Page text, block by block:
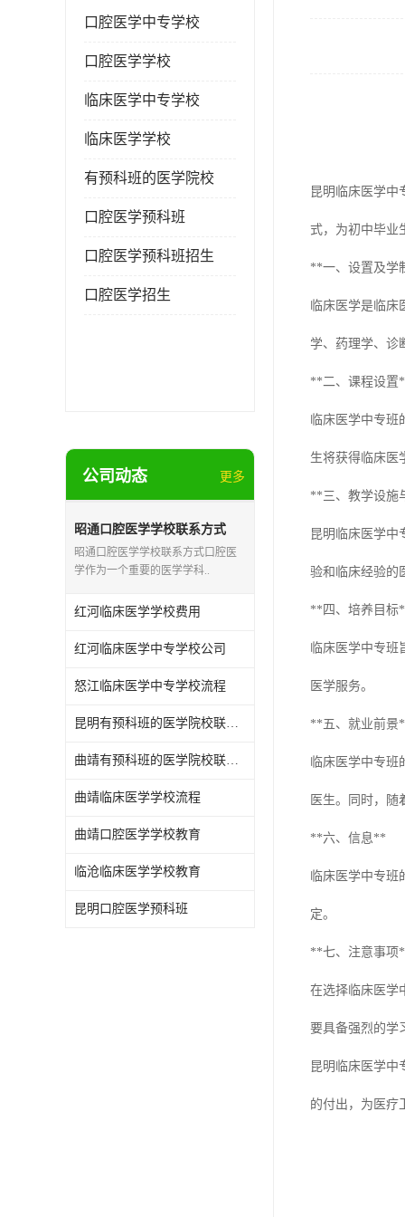
口腔医学中专学校
口腔医学学校
临床医学中专学校
临床医学学校
有预科班的医学院校
口腔医学预科班
口腔医学预科班招生
口腔医学招生
公司动态 更多
昭通口腔医学学校联系方式
昭通口腔医学学校联系方式口腔医
学作为一个重要的医学学科..
红河临床医学学校费用
红河临床医学中专学校公司
怒江临床医学中专学校流程
昆明有预科班的医学院校联系方式
曲靖有预科班的医学院校联系方式
曲靖临床医学学校流程
曲靖口腔医学学校教育
临沧临床医学学校教育
昆明口腔医学预科班
昆明临床医学中
式，为初中毕业
**一、设置及学
临床医学是临
学、药理学、诊
**二、课程设置
临床医学中专
生将获得临床医
**三、教学设施
昆明临床医学中
验和临床经验的
**四、培养目标
临床医学中专
医学服务。
**五、就业前景
临床医学中专
医生。同时，
**六、信息**
临床医学中专
定。
**七、注意事项
在选择临床医学
要具备强烈的学
昆明临床医学中
的付出，为医疗